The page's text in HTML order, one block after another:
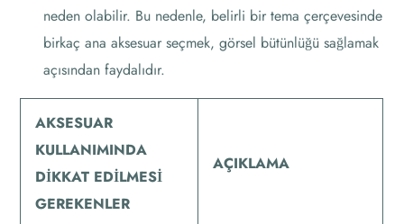
neden olabilir. Bu nedenle, belirli bir tema çerçevesinde
birkaç ana aksesuar seçmek, görsel bütünlüğü sağlamak
açısından faydalıdır.
AKSESUAR
KULLANIMINDA
DIKKAT EDILMESI
GEREKENLER
AÇIKLAMA